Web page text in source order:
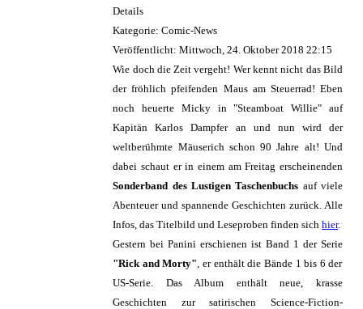
Details
Kategorie: Comic-News
Veröffentlicht: Mittwoch, 24. Oktober 2018 22:15
Wie doch die Zeit vergeht! Wer kennt nicht das Bild
der fröhlich pfeifenden Maus am Steuerrad! Eben
noch heuerte Micky in "Steamboat Willie" auf
Kapitän Karlos Dampfer an und nun wird der
weltberühmte Mäuserich schon 90 Jahre alt! Und
dabei schaut er in einem am Freitag erscheinenden
Sonderband des Lustigen Taschenbuchs auf viele
Abenteuer und spannende Geschichten zurück. Alle
Infos, das Titelbild und Leseproben finden sichhier.
Gestern bei Panini erschienen ist Band 1 der Serie
"Rick and Morty" , er enthält die Bände 1 bis 6 der
US-Serie. Das Album enthält neue, krasse
Geschichten zur satirischen Science-Fiction-